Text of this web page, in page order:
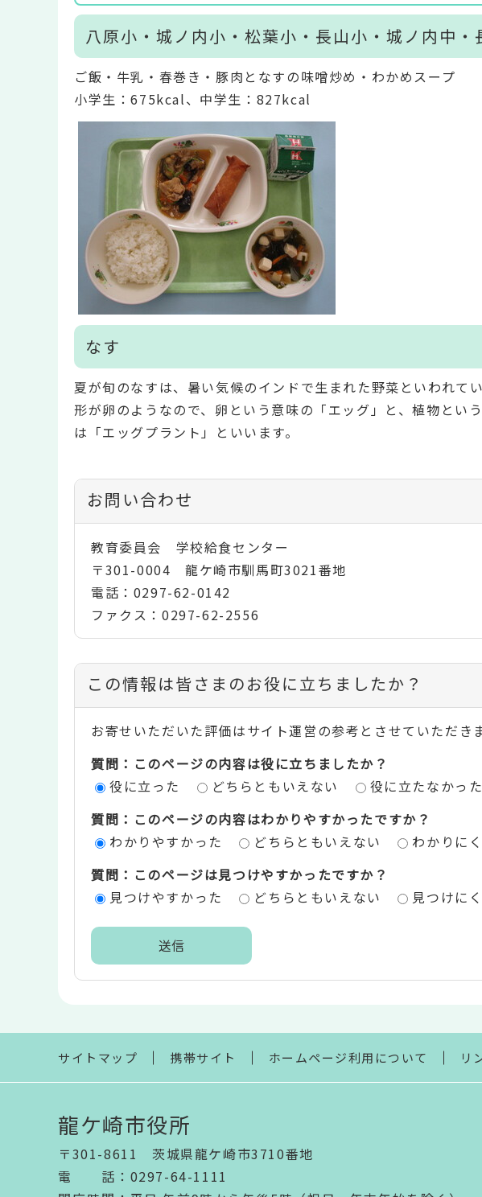
八原小・城ノ内小・松葉小・長山小・城ノ内中・
ご飯・牛乳・春巻き・豚肉となすの味噌炒め・わかめスープ
小学生：675kcal、中学生：827kcal
なす
夏が旬のなすは、暑い気候のインドで生まれた野菜といわれてい
形が卵のようなので、卵という意味の「エッグ」と、植物とい
は「エッグプラント」といいます。
お問い合わせ
教育委員会 学校給食センター
〒301-0004 龍ケ崎市馴馬町3021番地
電話：0297-62-0142
ファクス：0297-62-2556
コ
ン
テ
ン
評
エ
この情報は皆さまのお役に立ちましたか？
お寄せいただいた評価はサイト運営の参考とさせていただきま
質問：このページの内容は役に立ちましたか？
役に立った
どちらともいえない
役に立たなかった
質問：このページの内容はわかりやすかったですか？
わかりやすかった
どちらともいえない
わかりに
質問：このページは見つけやすかったですか？
見つけやすかった
どちらともいえない 見つけに
ま
サイトマップ 携帯サイト ホームページ利用について リ
龍ケ崎市役所
〒301-8611 茨城県龍ケ崎市3710番地
電話 ： 0297-64-1111